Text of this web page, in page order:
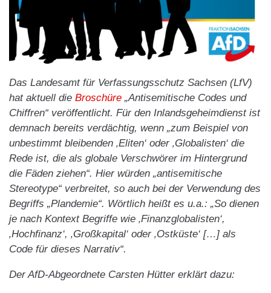
Das Landesamt für Verfassungsschutz Sachsen (LfV)
hat aktuell die Broschüre „Antisemitische Codes und
Chiffren“ veröffentlicht. Für den Inlandsgeheimdienst ist
demnach bereits verdächtig, wenn „zum Beispiel von
unbestimmt bleibenden ‚Eliten‘ oder ‚Globalisten‘ die
Rede ist, die als globale Verschwörer im Hintergrund
die Fäden ziehen“. Hier würden „antisemitische
Stereotype“ verbreitet, so auch bei der Verwendung des
Begriffs „Plandemie“. Wörtlich heißt es u.a.: „So dienen
je nach Kontext Begriffe wie ‚Finanzglobalisten‘,
‚Hochfinanz‘, ‚Großkapital‘ oder ‚Ostküste‘ […] als
Code für dieses Narrativ“.
Der AfD-Abgeordnete Carsten Hütter erklärt dazu: